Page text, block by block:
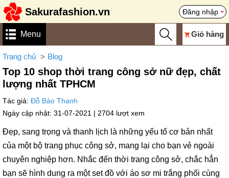
Sakurafashion.vn Đăng nhập
Menu Giỏ hàng
Trang chủ Blog
Top 10 shop thời trang công sở nữ đẹp, chất
lượng nhất TPHCM
Tác giả: Đỗ Bảo Thanh
Ngày cập nhật: 31-07-2021 | 2704 lượt xem
Đẹp, sang trọng và thanh lịch là những yếu tố cơ bản nhất
của một bộ trang phục công sở, mang lại cho bạn vẻ ngoài
chuyên nghiệp hơn. Nhắc đến thời trang công sở, chắc hẳn
bạn sẽ hình dung ra một set đồ với áo sơ mi trắng phối cùng